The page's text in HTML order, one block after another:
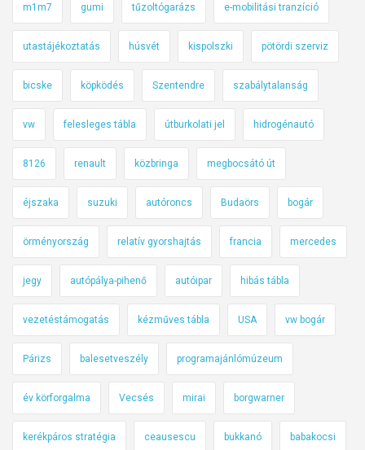
m1m7 gumi tűzoltógarázs e-mobilitási tranzíció
utastájékoztatás húsvét kispolszki pötördi szerviz
bicske köpködés Szentendre szabálytalanság
vw felesleges tábla útburkolati jel hidrogénautó
8126 renault közbringa megbocsátó út
éjszaka suzuki autóroncs Budaörs bogár
örményország relatív gyorshajtás francia mercedes
jegy autópálya-pihenő autóipar hibás tábla
vezetéstámogatás kézműves tábla USA vw bogár
Párizs balesetveszély programajánlómúzeum
év körforgalma Vecsés mirai borgwarner
kerékpáros stratégia ceausescu bukkanó babakocsi